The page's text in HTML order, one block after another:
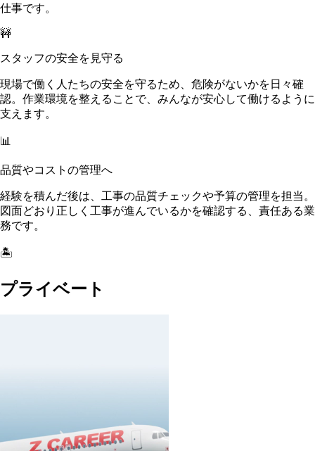
仕事です。
🚧
スタッフの安全を見守る
現場で働く人たちの安全を守るため、危険がないかを日々確
認。作業環境を整えることで、みんなが安心して働けるように
支えます。
📊
品質やコストの管理へ
経験を積んだ後は、工事の品質チェックや予算の管理を担当。
図面どおり正しく工事が進んでいるかを確認する、責任ある業
務です。
🏝️
プライベート